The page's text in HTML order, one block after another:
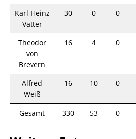
Karl-Heinz
Vatter
30 0 0
Theodor
von
Brevern
16 4 0
Alfred
Weiß
16 10 0
Gesamt 330 53 0